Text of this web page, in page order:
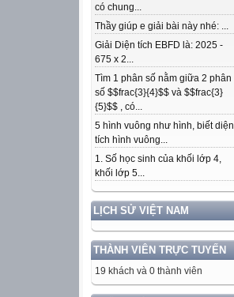
có chung...
Thầy giúp e giải bài này nhé: ...
Giải Diện tích EBFD là: 2025 -
675 x 2...
Tìm 1 phân số nằm giữa 2 phân
số $$frac{3}{4}$$ và $$frac{3}
{5}$$ , có...
5 hình vuông như hình, biết diện
tích hình vuông...
1. Số học sinh của khối lớp 4,
khối lớp 5...
LỊCH SỬ VIỆT NAM
THÀNH VIÊN TRỰC TUYẾN
19 khách và 0 thành viên